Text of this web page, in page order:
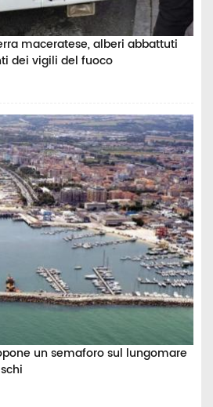
maceratese, alberi abbattuti
dei vigili del fuoco
un semaforo sul lungomare